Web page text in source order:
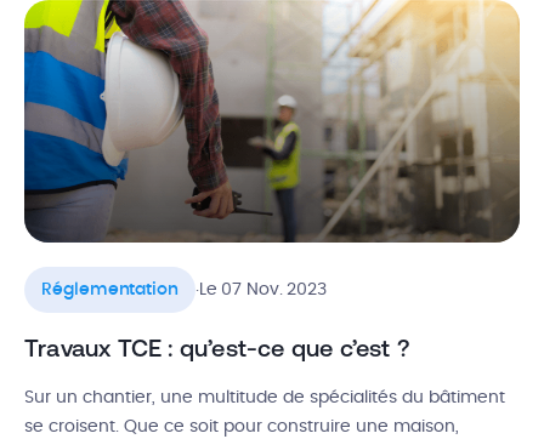
opérations contractuelles ponctuelles ou si vous
recherchez la discrétion. Dans cet […]
Réglementation Le 07 Nov. 2023
Travaux TCE : qu’est-ce que c’est ?
Sur un chantier, une multitude de spécialités du bâtiment
se croisent. Que ce soit pour construire une maison,